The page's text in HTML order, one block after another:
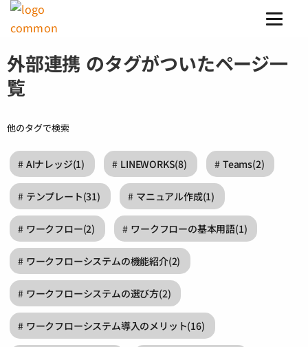
外部連携 のタグがついたページ一
覧
他のタグで検索
AIナレッジ(1) LINEWORKS(8) Teams(2)
テンプレート(31) マニュアル作成(1)
ワークフロー(2) ワークフローの基本用語(1)
ワークフローシステムの機能紹介(2)
ワークフローシステムの選び方(2)
ワークフローシステム導入のメリット(16)